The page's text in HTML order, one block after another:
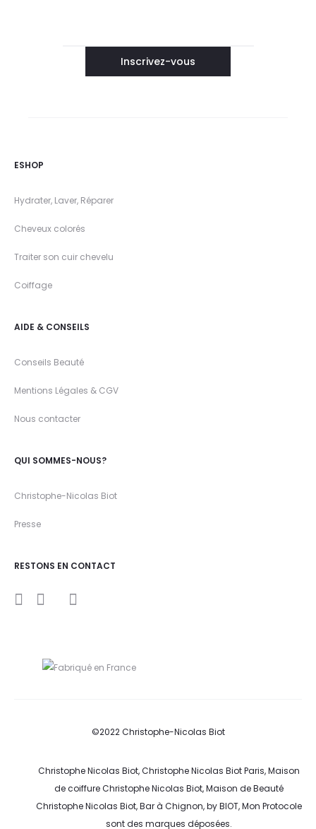
ESHOP
Hydrater, Laver, Réparer
Cheveux colorés
Traiter son cuir chevelu
Coiffage
AIDE & CONSEILS
Conseils Beauté
Mentions Légales & CGV
Nous contacter
QUI SOMMES-NOUS?
Christophe-Nicolas Biot
Presse
RESTONS EN CONTACT
u
b
o
©2022 Christophe-Nicolas Biot
Christophe Nicolas Biot, Christophe Nicolas Biot Paris, Maison
de coiffure Christophe Nicolas Biot, Maison de Beauté
Christophe Nicolas Biot, Bar à Chignon, by BIOT, Mon Protocole
sont des marques déposées.